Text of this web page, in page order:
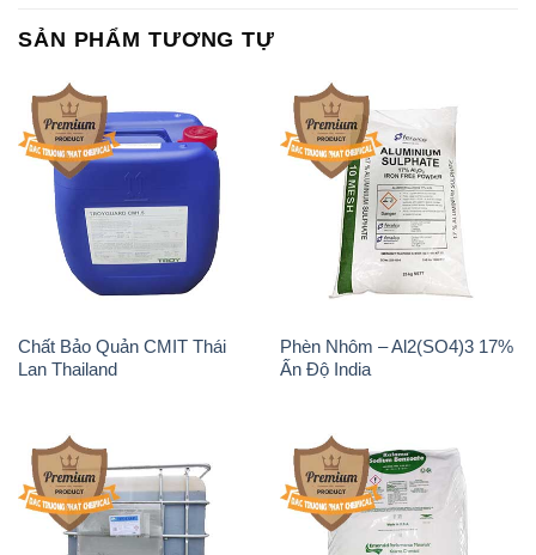
SẢN PHẨM TƯƠNG TỰ
Chất Bảo Quản CMIT Thái
Lan Thailand
Phèn Nhôm – Al2(SO4)3 17%
Ấn Độ India